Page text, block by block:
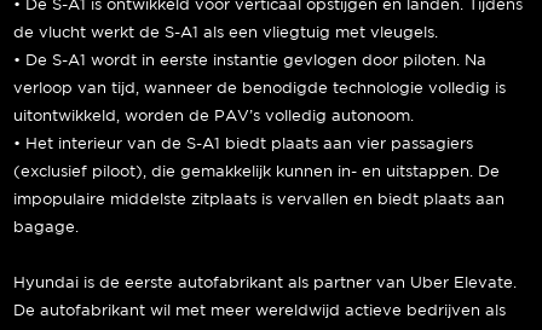
• De S-A1 is ontwikkeld voor verticaal opstijgen en landen. Tijdens
de vlucht werkt de S-A1 als een vliegtuig met vleugels.
• De S-A1 wordt in eerste instantie gevlogen door piloten. Na
verloop van tijd, wanneer de benodigde technologie volledig is
uitontwikkeld, worden de PAV’s volledig autonoom.
• Het interieur van de S-A1 biedt plaats aan vier passagiers
(exclusief piloot), die gemakkelijk kunnen in- en uitstappen. De
impopulaire middelste zitplaats is vervallen en biedt plaats aan
bagage.
Hyundai is de eerste autofabrikant als partner van Uber Elevate.
De autofabrikant wil met meer wereldwijd actieve bedrijven als